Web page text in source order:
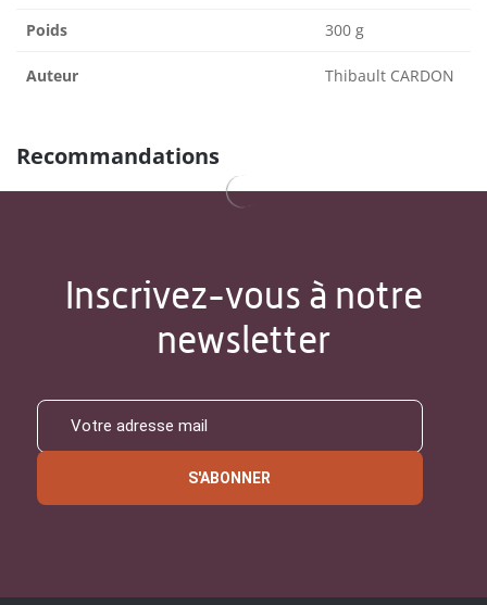
Poids 300 g
Auteur Thibault CARDON
Recommandations
Inscrivez-vous à notre
newsletter
S'ABONNER